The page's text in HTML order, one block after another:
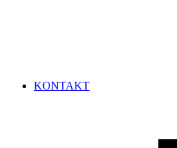
KONTAKT